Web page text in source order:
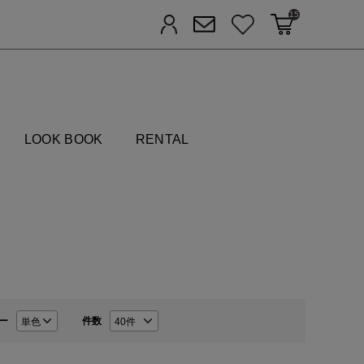
ログイン メルマガ登録お気に入りカートに入れる
15
LOOK BOOK RENTAL
件数